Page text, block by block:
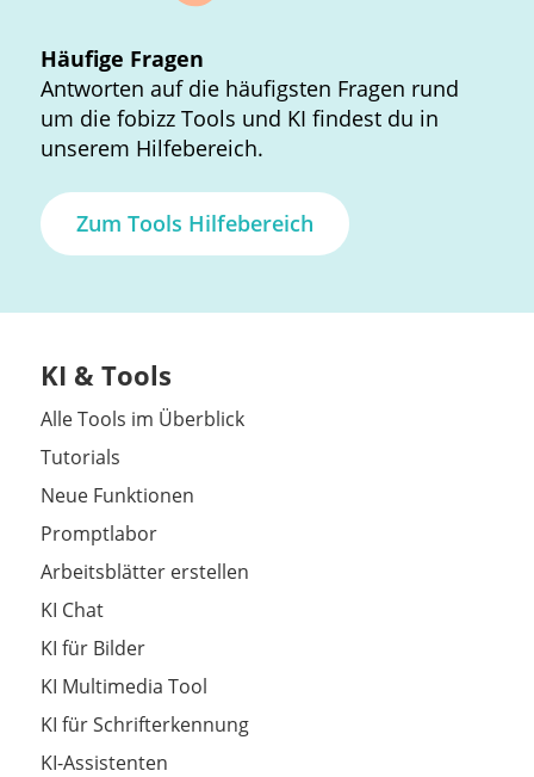
Häufige Fragen
Antworten auf die häufigsten Fragen rund
um die fobizz Tools und KI findest du in
unserem Hilfebereich.
Zum Tools Hilfebereich
KI & Tools
Alle Tools im Überblick
Tutorials
Neue Funktionen
Promptlabor
Arbeitsblätter erstellen
KI Chat
KI für Bilder
KI Multimedia Tool
KI für Schrifterkennung
KI-Assistenten